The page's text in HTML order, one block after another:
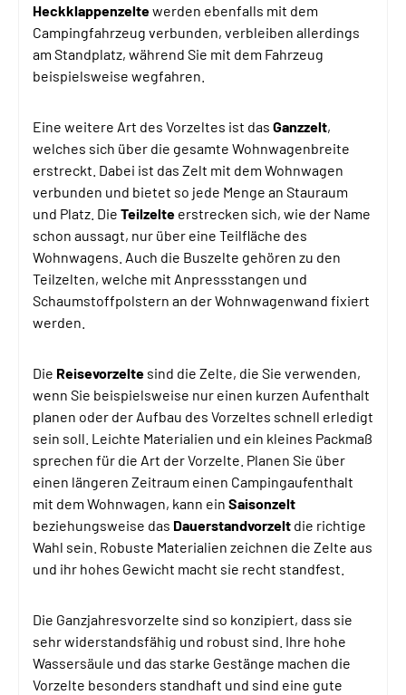
Heckklappenzeltewerden ebenfalls mit dem
Campingfahrzeug verbunden, verbleiben allerdings
am Standplatz, während Sie mit dem Fahrzeug
beispielsweise wegfahren.
Eine weitere Art des Vorzeltes ist das Ganzzelt,
welches sich über die gesamte Wohnwagenbreite
erstreckt. Dabei ist das Zelt mit dem Wohnwagen
verbunden und bietet so jede Menge an Stauraum
und Platz. Die Teilzelte erstrecken sich, wie der Name
schon aussagt, nur über eine Teilfläche des
Wohnwagens. Auch die Buszelte gehören zu den
Teilzelten, welche mit Anpressstangen und
Schaumstoffpolstern an der Wohnwagenwand fixiert
werden.
Die Reisevorzelte sind die Zelte, die Sie verwenden,
wenn Sie beispielsweise nur einen kurzen Aufenthalt
planen oder der Aufbau des Vorzeltes schnell erledigt
sein soll. Leichte Materialien und ein kleines Packmaß
sprechen für die Art der Vorzelte. Planen Sie über
einen längeren Zeitraum einen Campingaufenthalt
mit dem Wohnwagen, kann ein Saisonzelt
beziehungsweise das Dauerstandvorzelt die richtige
Wahl sein. Robuste Materialien zeichnen die Zelte aus
und ihr hohes Gewicht macht sie recht standfest.
Die Ganzjahresvorzelte sind so konzipiert, dass sie
sehr widerstandsfähig und robust sind. Ihre hohe
Wassersäule und das starke Gestänge machen die
Vorzelte besonders standhaft und sind eine gute